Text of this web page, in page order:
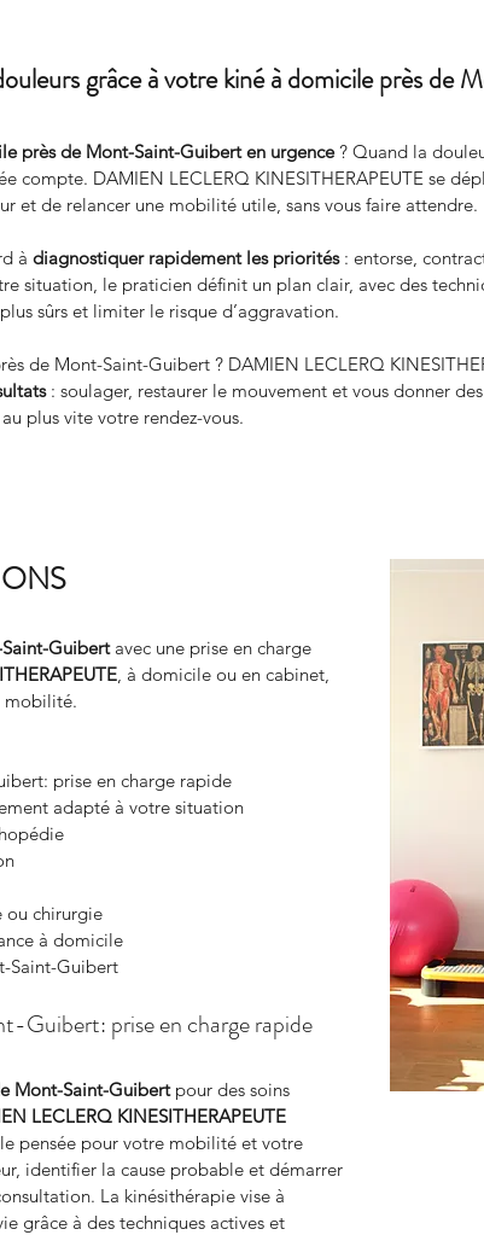
grâce à votre kiné à domicile près
près de Mont-Saint-Guibert en urgence ? Quand la
compte. DAMIEN LECLERQ KINESITHERAPEUTE se
et de relancer une mobilité utile, sans vous faire attendre.
à diagnostiquer rapidement les priorités : entorse,
situation, le praticien définit un plan clair, avec des
sûrs et limiter le risque d’aggravation.
de Mont-Saint-Guibert ? DAMIEN LECLERQ
: soulager, restaurer le mouvement et vous donner
plus vite votre rendez-vous.
Guibert avec une prise en charge
, à domicile ou en cabinet,
mobilité.
prise en charge rapide
adapté à votre situation
ou chirurgie
à domicile
Saint-Guibert
Guibert: prise en charge rapide
Mont-Saint-Guibert pour des soins
LECLERQ KINESITHERAPEUTE
pensée pour votre mobilité et votre
identifier la cause probable et démarrer
La kinésithérapie vise à
grâce à des techniques actives et